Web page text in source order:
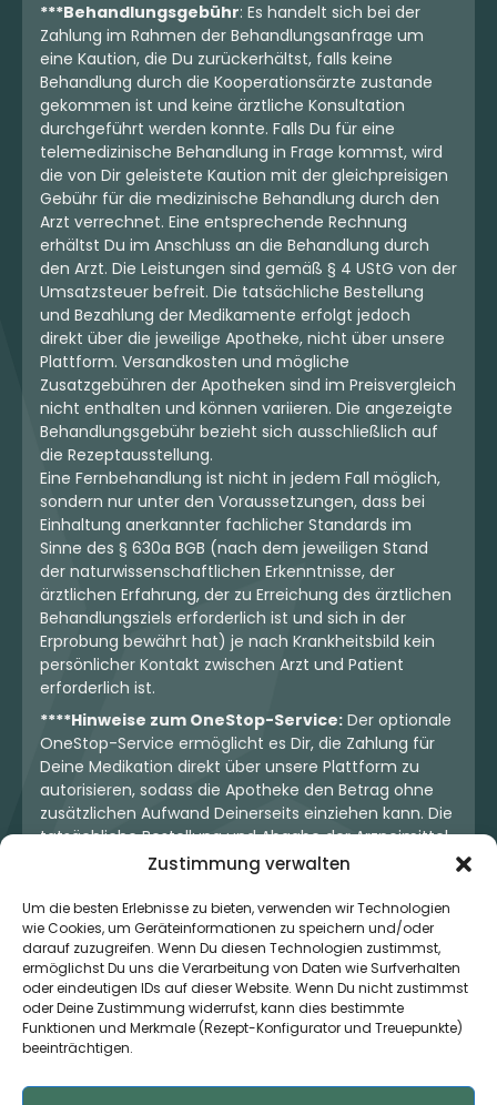
Zustimmung verwalten
Um die besten Erlebnisse zu bieten, verwenden wir Technologien
wie Cookies, um Geräteinformationen zu speichern und/oder
darauf zuzugreifen. Wenn Du diesen Technologien zustimmst,
ermöglichst Du uns die Verarbeitung von Daten wie Surfverhalten
oder eindeutigen IDs auf dieser Website. Wenn Du nicht zustimmst
oder Deine Zustimmung widerrufst, kann dies bestimmte
Funktionen und Merkmale (Rezept-Konfigurator und Treuepunkte)
beeinträchtigen.
***Behandlungsgebühr: Es handelt sich bei der
Zahlung im Rahmen der Behandlungsanfrage um
eine Kaution, die Du zurückerhältst, falls keine
Behandlung durch die Kooperationsärzte zustande
gekommen ist und keine ärztliche Konsultation
durchgeführt werden konnte. Falls Du für eine
telemedizinische Behandlung in Frage kommst, wird
die von Dir geleistete Kaution mit der gleichpreisigen
Gebühr für die medizinische Behandlung durch den
Arzt verrechnet. Eine entsprechende Rechnung
erhältst Du im Anschluss an die Behandlung durch
den Arzt. Die Leistungen sind gemäß § 4 UStG von der
Umsatzsteuer befreit. Die tatsächliche Bestellung
und Bezahlung der Medikamente erfolgt jedoch
direkt über die jeweilige Apotheke, nicht über unsere
Plattform. Versandkosten und mögliche
Zusatzgebühren der Apotheken sind im Preisvergleich
nicht enthalten und können variieren. Die angezeigte
Behandlungsgebühr bezieht sich ausschließlich auf
die Rezeptausstellung.
Eine Fernbehandlung ist nicht in jedem Fall möglich,
sondern nur unter den Voraussetzungen, dass bei
Einhaltung anerkannter fachlicher Standards im
Sinne des § 630a BGB (nach dem jeweiligen Stand
der naturwissenschaftlichen Erkenntnisse, der
ärztlichen Erfahrung, der zu Erreichung des ärztlichen
Behandlungsziels erforderlich ist und sich in der
Erprobung bewährt hat) je nach Krankheitsbild kein
persönlicher Kontakt zwischen Arzt und Patient
erforderlich ist.
****Hinweise zum OneStop-Service: Der optionale
OneStop-Service ermöglicht es Dir, die Zahlung für
Deine Medikation direkt über unsere Plattform zu
autorisieren, sodass die Apotheke den Betrag ohne
zusätzlichen Aufwand Deinerseits einziehen kann. Die
tatsächliche Bestellung und Abgabe der Arzneimittel
erfolgt jedoch ausschließlich über die jeweilige
Dir und der Apotheke. Unser OneStop-Service stellt
kein pharmazeutisches Angebot dar, sondern dient
lediglich der komfortablen Zahlungsabwicklung. Die
Nutzung ist freiwillig und hat keinerlei Einfluss auf die
ärztliche Therapieentscheidung oder die Wahl der
verschriebenen Medikation. Apotheken sind rechtlich
unabhängig und unterliegen den gesetzlichen